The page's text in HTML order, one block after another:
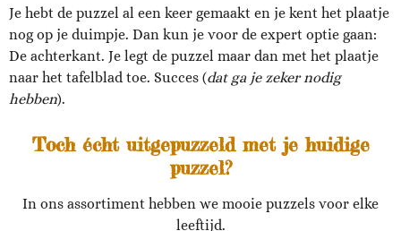
Je hebt de puzzel al een keer gemaakt en je kent het plaatje
nog op je duimpje. Dan kun je voor de expert optie gaan:
De achterkant. Je legt de puzzel maar dan met het plaatje
naar het tafelblad toe. Succes (dat ga je zeker nodig
hebben).
Toch écht uitgepuzzeld met je huidige
puzzel?
In ons assortiment hebben we mooie puzzels voor elke
leeftijd.